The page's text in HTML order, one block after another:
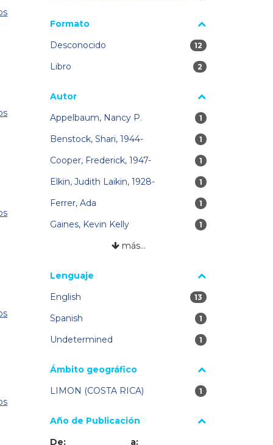
Formato
Desconocido
12 resultados
12
Libro 2 resultados
2
Autor
Appelbaum, Nancy P.
1 resultados
1
Benstock, Shari, 1944- 1 resultados
1
Cooper, Frederick, 1947- 1 resultados
1
Elkin, Judith Laikin, 1928- 1 resultados
1
Ferrer, Ada 1 resultados
1
Gaines, Kevin Kelly 1 resultados
1
más…
Lenguaje
English
13 resultados
13
Spanish 1 resultados
1
Undetermined 1 resultados
1
Ámbito geográfico
LIMON (COSTA RICA)
1 resultados
1
Año de Publicación
De:
a: